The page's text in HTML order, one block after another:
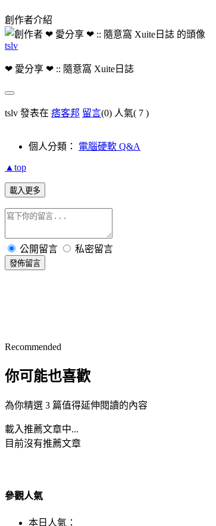
創作者介紹
tslv
❤ 愛分享 ❤ :: 隨意窩 Xuite日誌
tslv 發表在 痞客邦 留言(0) 人氣( 7 )
個人分類： 電腦硬軟 Q&A
▲top
載入更多
公開留言 私密留言
發佈留言
Recommended
你可能也喜歡
為你精選 3 篇值得延伸閱讀的內容
載入推薦文章中...
目前沒有推薦文章
參觀人氣
本日人氣：